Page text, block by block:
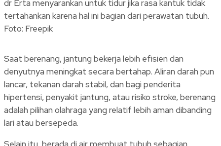
dr Erta menyarankan untuk tidur jika rasa kantuk tidak
tertahankan karena hal ini bagian dari perawatan tubuh.
Foto: Freepik
Saat berenang, jantung bekerja lebih efisien dan
denyutnya meningkat secara bertahap. Aliran darah pun
lancar, tekanan darah stabil, dan bagi penderita
hipertensi, penyakit jantung, atau risiko stroke, berenang
adalah pilihan olahraga yang relatif lebih aman dibanding
lari atau bersepeda.